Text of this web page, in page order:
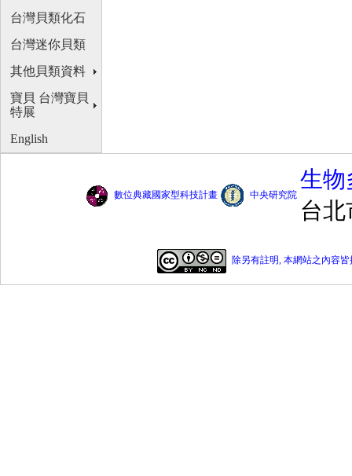
台灣貝類化石
台灣迷你貝類
其他貝類資料
寶貝 台灣寶貝
特展
English
數位典藏國家型科技計畫 中央研究院
生物
台北
除另有註明, 本網站之內容